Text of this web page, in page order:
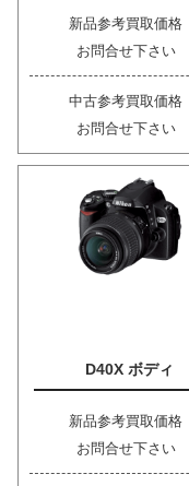
新品参考買取価格
お問合せ下さい
中古参考買取価格
お問合せ下さい
D40X ボディ
新品参考買取価格
お問合せ下さい